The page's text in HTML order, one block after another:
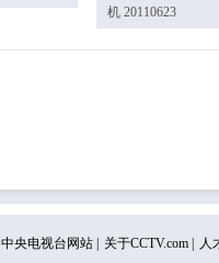
机 20110623
中央电视台网站 关于CCTV.com 人